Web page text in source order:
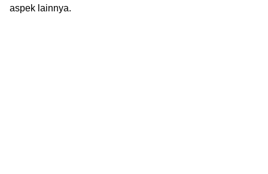
aspek lainnya.